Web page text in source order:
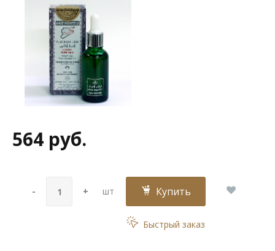
564 руб.
- + шт Купить
Быстрый заказ